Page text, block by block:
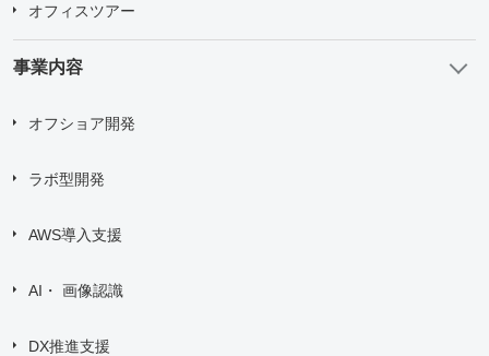
オフィスツアー
事業内容
オフショア開発
ラボ型開発
AWS導入支援
AI・ 画像認識
DX推進支援